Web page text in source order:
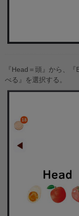
『Head＝頭』から、
べる』を選択する。